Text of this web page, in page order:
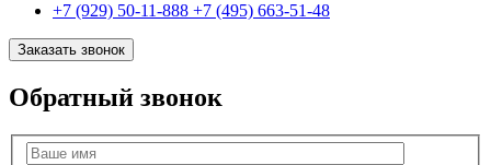
+7 (929) 50-11-888 +7 (495) 663-51-48
Заказать звонок
Обратный звонок